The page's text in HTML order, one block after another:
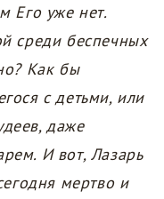
Его уже нет.
среди беспечных
Как бы
с детьми, или
даже
И вот, Лазарь
мертво и